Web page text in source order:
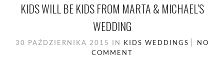
KIDS WILL BE KIDS FROM MARTA & MICHAEL’S
WEDDING
30 PAŹDZIERNIKA 2015 IN KIDS WEDDINGS
NO
COMMENT